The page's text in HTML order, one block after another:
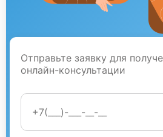
Отправьте заявку для
онлайн-консультации